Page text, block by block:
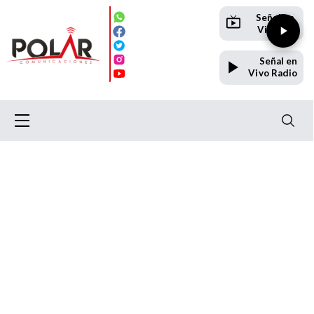
Señal en
Vivo TV
Señal en
Vivo Radio